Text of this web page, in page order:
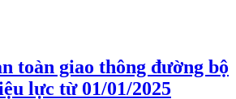
toàn giao thông đường bộ
lực từ 01/01/2025